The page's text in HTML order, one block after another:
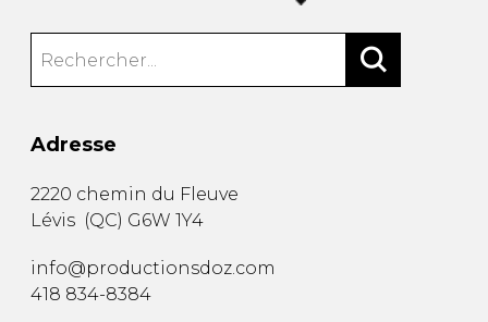
Adresse
2220 chemin du Fleuve
Lévis (QC) G6W 1Y4
info@productionsdoz.com
418 834-8384